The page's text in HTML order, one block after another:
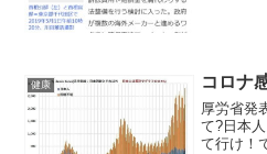
り 政府
健康 コロナ
厚労省発
て?日本
て行け！